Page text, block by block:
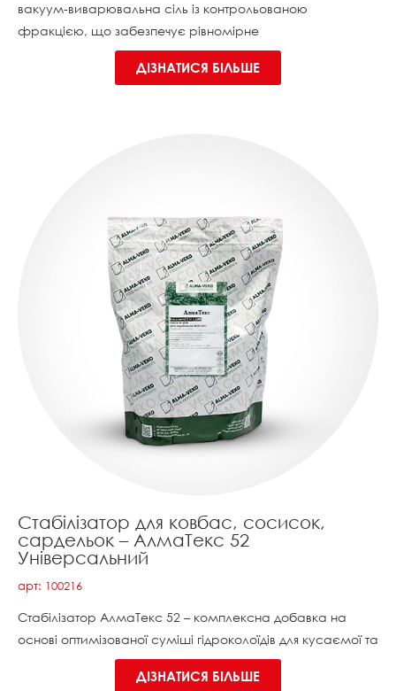
вакуум-виварювальна сіль із контрольованою
фракцією, що забезпечує рівномірне
ДІЗНАТИСЯ БІЛЬШЕ
Стабілізатор для ковбас, сосисок,
сардельок – АлмаТекс 52
Універсальний
арт: 100216
Стабілізатор АлмаТекс 52 – комплексна добавка на
основі оптимізованої суміші гідроколоїдів для кусаємої та
ДІЗНАТИСЯ БІЛЬШЕ